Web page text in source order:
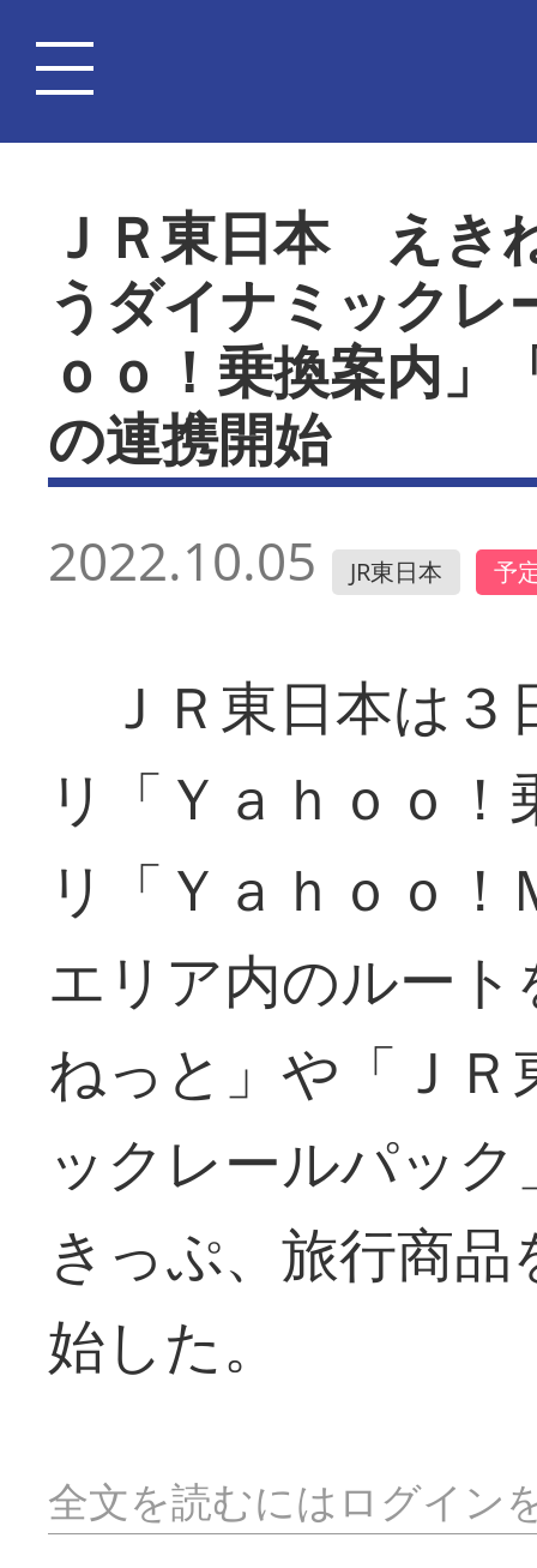
ＪＲ東日本 えき
うダイナミックレ
ｏｏ！乗換案内」
の連携開始
2022.10.05 JR東日本 予
ＪＲ東日本は３
リ「Ｙａｈｏｏ
リ「Ｙａｈｏｏ
エリア内のルー
ねっと」や「Ｊ
ックレールパッ
きっぷ、旅行商
始した。
全文を読むにはログイン